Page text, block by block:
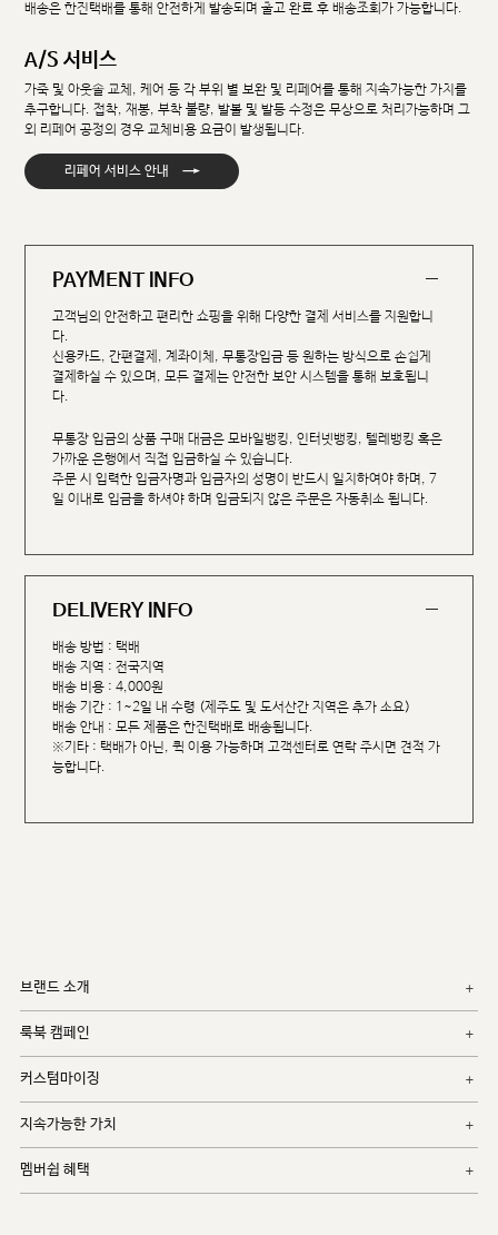
배송은 한진택배를 통해 안전하게 발송되며 출고 완료 후 배송조회가 가능합니다.
A/S 서비스
가죽 및 아웃솔 교체, 케어 등 각 부위 별 보완 및 리페어를 통해 지속가능한 가치를
추구합니다. 접착, 재봉, 부착 불량, 발볼 및 발등 수정은 무상으로 처리가능하며 그
외 리페어 공정의 경우 교체비용 요금이 발생됩니다.
리페어 서비스 안내 →
PAYMENT INFO
고객님의 안전하고 편리한 쇼핑을 위해 다양한 결제 서비스를 지원합니
다.
신용카드, 간편결제, 계좌이체, 무통장입금 등 원하는 방식으로 손쉽게
결제하실 수 있으며, 모든 결제는 안전한 보안 시스템을 통해 보호됩니
다.
무통장 입금의 상품 구매 대금은 모바일뱅킹, 인터넷뱅킹, 텔레뱅킹 혹은
가까운 은행에서 직접 입금하실 수 있습니다.
주문 시 입력한 입금자명과 입금자의 성명이 반드시 일치하여야 하며, 7
일 이내로 입금을 하셔야 하며 입금되지 않은 주문은 자동취소 됩니다.
DELIVERY INFO
배송 방법 : 택배
배송 지역 : 전국지역
배송 비용 : 4,000원
배송 기간 : 1~2일 내 수령 (제주도 및 도서산간 지역은 추가 소요)
배송 안내 : 모든 제품은 한진택배로 배송됩니다.
※기타 : 택배가 아닌, 퀵 이용 가능하며 고객센터로 연락 주시면 견적 가
능합니다.
브랜드 소개
룩북 캠페인
커스텀마이징
지속가능한 가치
멤버쉽 혜택